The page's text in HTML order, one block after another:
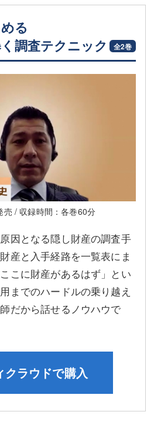
る
調査テクニック
全2巻
売 / 収録時間：各巻60分
因となる隠し財産の調査手
産と入手経路を一覧表にま
こに財産があるはず」とい
までのハードルの乗り越え
だから話せるノウハウで
クラウドで購入